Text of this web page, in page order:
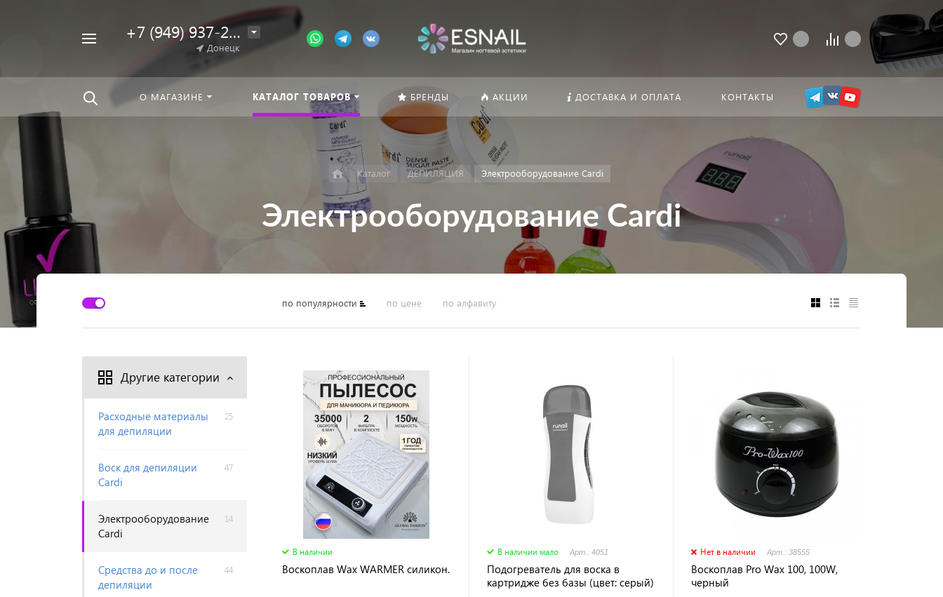
+7 (949) 937-25-64
Донецк
О МАГАЗИНЕ КАТАЛОГ ТОВАРОВ БРЕНДЫ АКЦИИ ДОСТАВКА И ОПЛАТА КОНТАКТЫ
Каталог ДЕПИЛЯЦИЯ Электрооборудование Cardi
Электрооборудование Cardi
по популярности по цене по алфавиту
Другие категории
Расходные материалы
для депиляции
25
Воск для депиляции
Cardi
47
Электрооборудование
Cardi
14
Средства до и после
депиляции
44
В наличии
Воскоплав Wax WARMER силикон.
В наличии мало Арт.: 4051
Подогреватель для воска в
картридже без базы (цвет: серый)
Нет в наличии Арт.: 38555
Воскоплав Pro Wax 100, 100W,
черный